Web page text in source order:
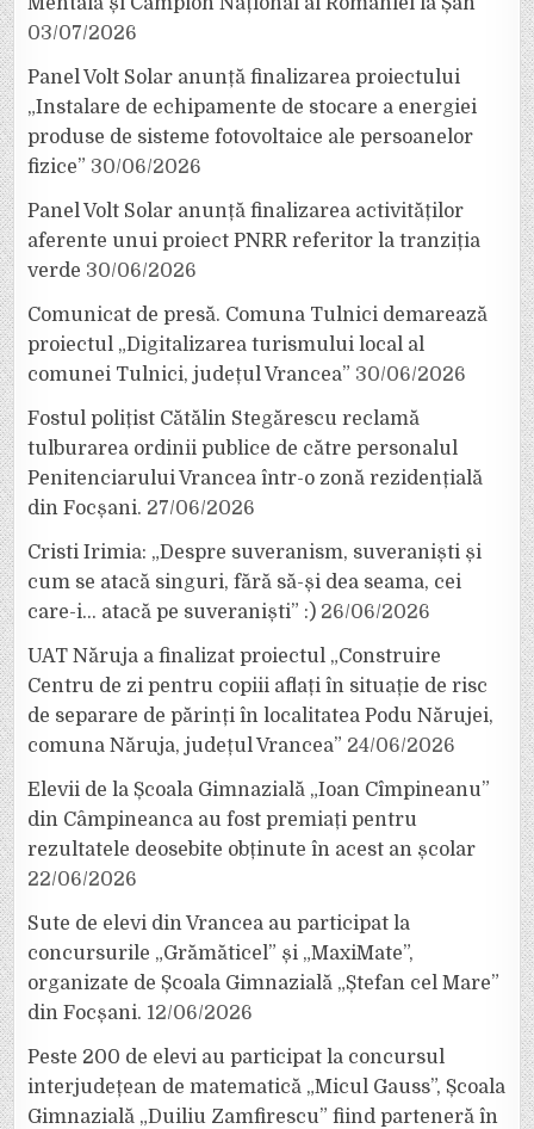
03/07/2026
Panel Volt Solar anunță finalizarea proiectului
„Instalare de echipamente de stocare a energiei
produse de sisteme fotovoltaice ale persoanelor
fizice” 30/06/2026
Panel Volt Solar anunță finalizarea activităților
aferente unui proiect PNRR referitor la tranziția
verde 30/06/2026
Comunicat de presă. Comuna Tulnici demarează
proiectul „Digitalizarea turismului local al
comunei Tulnici, județul Vrancea” 30/06/2026
Fostul polițist Cătălin Stegărescu reclamă
tulburarea ordinii publice de către personalul
Penitenciarului Vrancea într-o zonă rezidențială
din Focșani. 27/06/2026
Cristi Irimia: „Despre suveranism, suveraniști și
cum se atacă singuri, fără să-și dea seama, cei
care-i… atacă pe suveraniști” :) 26/06/2026
UAT Năruja a finalizat proiectul „Construire
Centru de zi pentru copiii aflați în situație de risc
de separare de părinți în localitatea Podu Nărujei,
comuna Năruja, județul Vrancea” 24/06/2026
Elevii de la Școala Gimnazială „Ioan Cîmpineanu”
din Câmpineanca au fost premiați pentru
rezultatele deosebite obținute în acest an școlar
22/06/2026
Sute de elevi din Vrancea au participat la
concursurile „Grămăticel” și „MaxiMate”,
organizate de Școala Gimnazială „Ștefan cel Mare”
din Focșani. 12/06/2026
Peste 200 de elevi au participat la concursul
interjudețean de matematică „Micul Gauss”, Școala
Gimnazială „Duiliu Zamfirescu” fiind parteneră în